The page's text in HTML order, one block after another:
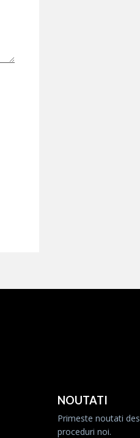
NOUTATI
Primeste noutati
proceduri noi.